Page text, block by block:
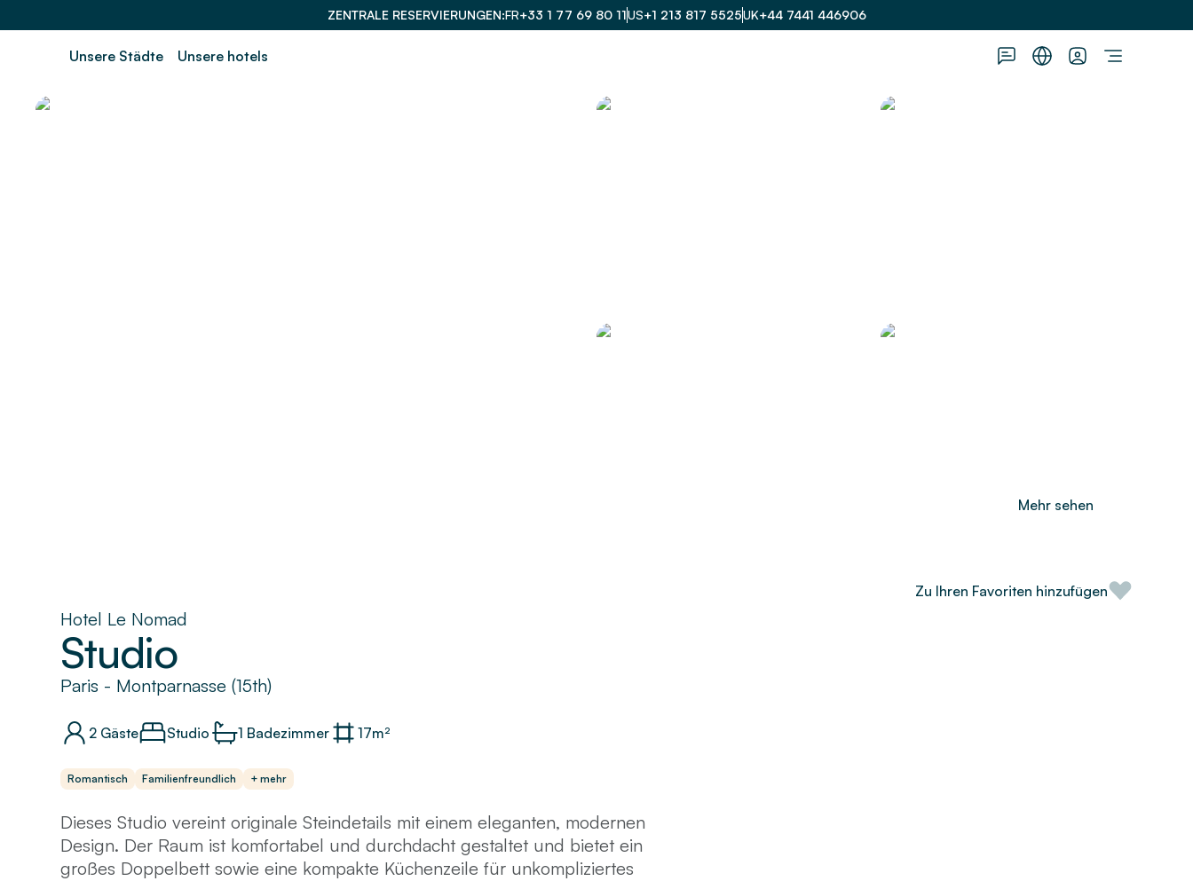
ZENTRALE RESERVIERUNGEN FR+33 1 77 69 80 11US+1 213 817 5525UK+44 7441 446906
Unsere Städte Unsere hotels
Mehr sehen
Hotel Le Nomad
Studio
Paris - Montparnasse (15th)
2 Gäste Studio 1 Badezimmer 17m²
Romantisch Familienfreundlich + mehr
Dieses Studio vereint originale Steindetails mit einem eleganten, modernen
Design. Der Raum ist komfortabel und durchdacht gestaltet und bietet ein
großes Doppelbett sowie eine kompakte Küchenzeile für unkompliziertes
Zu Ihren Favoriten hinzufügen